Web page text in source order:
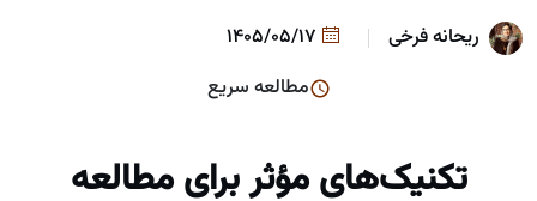
ریحانه فرخی
مطالعه سریع
تکنیک‌های مؤثر برای مطالعه